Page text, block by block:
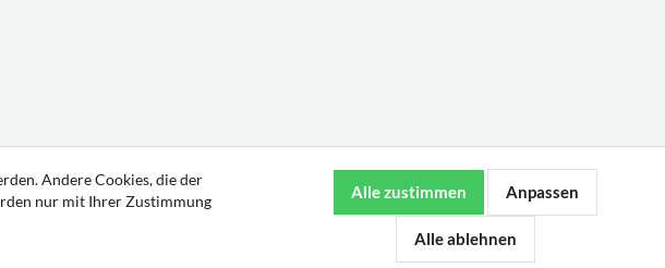
Andere Cookies, die der
nur mit Ihrer Zustimmung